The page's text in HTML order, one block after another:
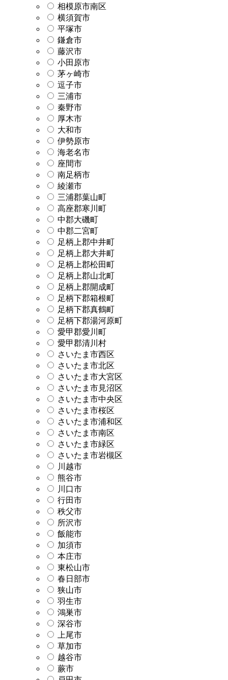
相模原市南区
横須賀市
平塚市
鎌倉市
藤沢市
小田原市
茅ヶ崎市
逗子市
三浦市
秦野市
厚木市
大和市
伊勢原市
海老名市
座間市
南足柄市
綾瀬市
三浦郡葉山町
高座郡寒川町
中郡大磯町
中郡二宮町
足柄上郡中井町
足柄上郡大井町
足柄上郡松田町
足柄上郡山北町
足柄上郡開成町
足柄下郡箱根町
足柄下郡真鶴町
足柄下郡湯河原町
愛甲郡愛川町
愛甲郡清川村
さいたま市西区
さいたま市北区
さいたま市大宮区
さいたま市見沼区
さいたま市中央区
さいたま市桜区
さいたま市浦和区
さいたま市南区
さいたま市緑区
さいたま市岩槻区
川越市
熊谷市
川口市
行田市
秩父市
所沢市
飯能市
加須市
本庄市
東松山市
春日部市
狭山市
羽生市
鴻巣市
深谷市
上尾市
草加市
越谷市
蕨市